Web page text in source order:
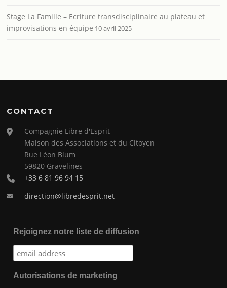
Stage La Famille – Ecriture transdisciplinaire au plateau et
improvisations en équipe 10 avril 2025
CONTACT
Compagnie Libre d'Esprit
Maison des Associations et du Citoyen
Rue Léon Blum
59820 Gravelines
+33 6 81 96 94 15
direction@libredesprit.net
Rejoignez notre liste de diffusion
Autorisations de marketing